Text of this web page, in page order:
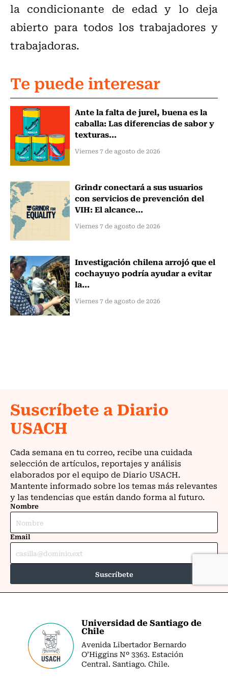
la condicionante de edad y lo deja
abierto para todos los trabajadores y
trabajadoras.
Te puede interesar
Ante la falta de jurel, buena es la
caballa: Las diferencias de sabor y
texturas...
Viernes 7 de agosto de 2026
Grindr conectará a sus usuarios
con servicios de prevención del
VIH: El alcance...
Viernes 7 de agosto de 2026
Investigación chilena arrojó que el
cochayuyo podría ayudar a evitar
la...
Viernes 7 de agosto de 2026
Universidad de Santiago de
Chile
Avenida Libertador Bernardo
O’Higgins Nº 3363. Estación
Central. Santiago. Chile.